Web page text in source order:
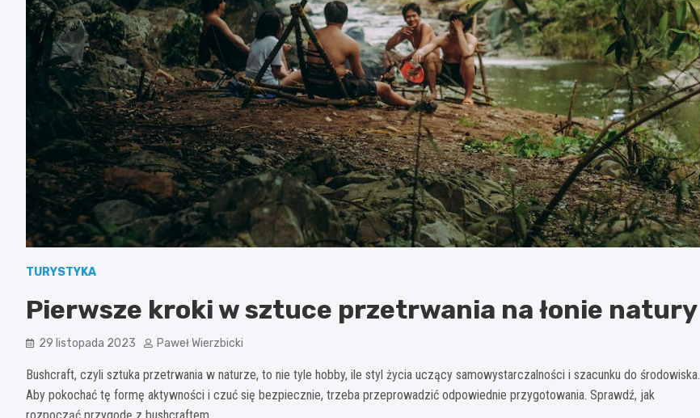
TURYSTYKA
Pierwsze kroki w sztuce przetrwania na łonie natury
29 listopada 2023 Paweł Wierzbicki
Bushcraft, czyli sztuka przetrwania w naturze, to nie tyle hobby, ile styl życia uczący samowystarczalności i szacunku do środowiska.
Aby pokochać tę formę aktywności i czuć się bezpiecznie, trzeba przeprowadzić odpowiednie przygotowania. Sprawdź, jak